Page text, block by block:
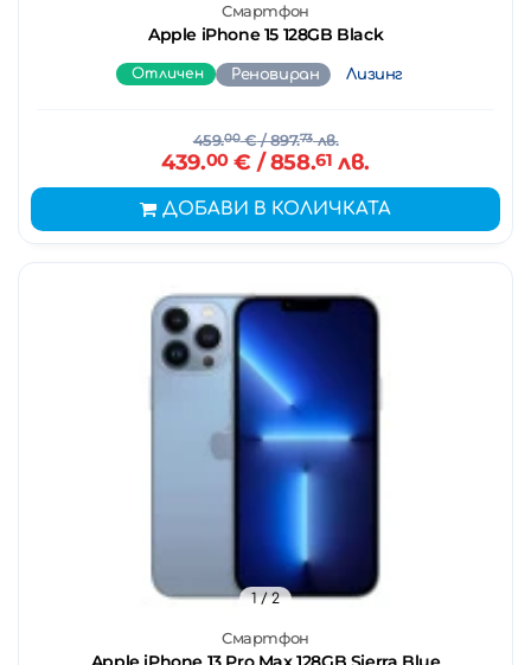
Смартфон
Apple iPhone 15 128GB Black
Отличен Реновиран Лизинг
459.00€/ 897.73лв.
439.00€ / 858.61 лв.
ДОБАВИ В КОЛИЧКАТА
Смартфон
1/ 2